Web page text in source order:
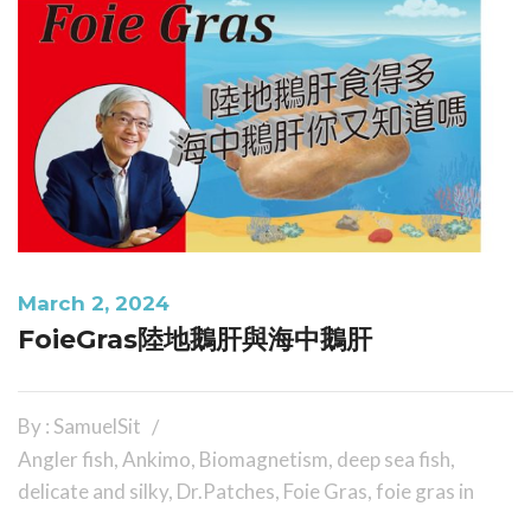
March 2, 2024
FoieGras陸地鵝肝與海中鵝肝
By : SamuelSit
Angler fish,Ankimo, Biomagnetism, deep sea fish,
delicate and silky, Dr.Patches, Foie Gras,foie gras in